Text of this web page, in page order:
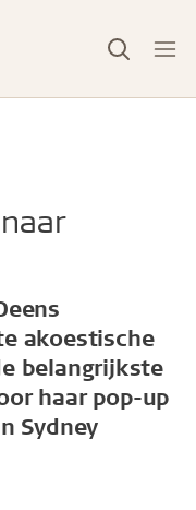
akoestische
belangrijkste
haar pop-up
Sydney